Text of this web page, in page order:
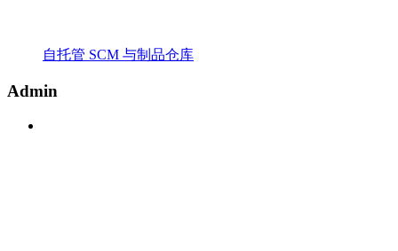
自托管 SCM 与制品仓库
Admin